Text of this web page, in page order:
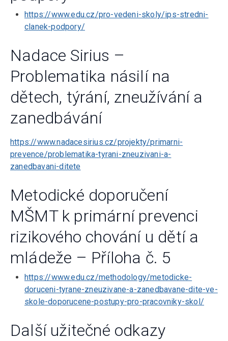
https://www.edu.cz/pro-vedeni-skoly/ips-stredni-
clanek-podpory/
Nadace Sirius –
Problematika násilí na
dětech, týrání, zneužívání a
zanedbávání
https://www.nadacesirius.cz/projekty/primarni-
prevence/problematika-tyrani-zneuzivani-a-
zanedbavani-ditete
Metodické doporučení
MŠMT k primární prevenci
rizikového chování u dětí a
mládeže – Příloha č. 5
https://www.edu.cz/methodology/metodicke-
doruceni-tyrane-zneuzivane-a-zanedbavane-dite-ve-
skole-doporucene-postupy-pro-pracovniky-skol/
Další užitečné odkazy